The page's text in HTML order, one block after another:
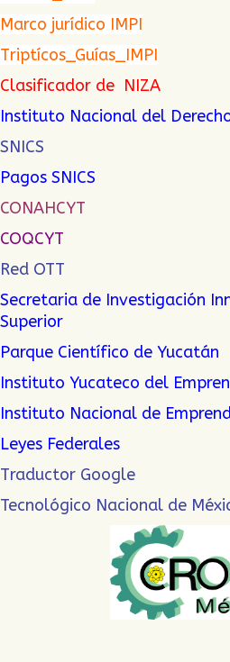
Marco jurídico IMPI
Triptícos_Guías_IMPI
Clasificador de NIZA
Instituto Nacional del
SNICS
Pagos SNICS
CONAHCYT
COQCYT
Red OTT
Secretaria de Investigación
Superior
Parque Científico de Yucatán
Instituto Yucateco del
Instituto Nacional de
Leyes Federales
Traductor Google
Tecnológico Nacional de